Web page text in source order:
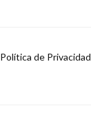
Política de Privacidad